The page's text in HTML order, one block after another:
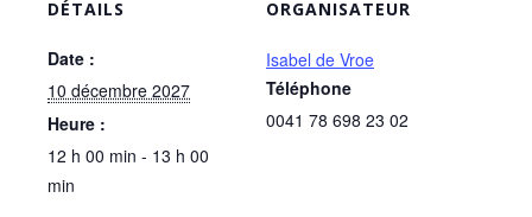
DÉTAILS
Date :
10 décembre 2027
Heure :
12 h 00 min - 13 h 00
min
ORGANISATEUR
Isabel de Vroe
Téléphone
0041 78 698 23 02